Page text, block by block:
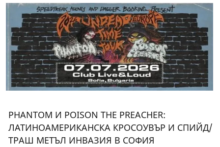
PHANTOM И POISON THE PREACHER:
ЛАТИНОАМЕРИКАНСКА КРОСОУВЪР И СПИЙД/
ТРАШ МЕТЪЛ ИНВАЗИЯ В СОФИЯ